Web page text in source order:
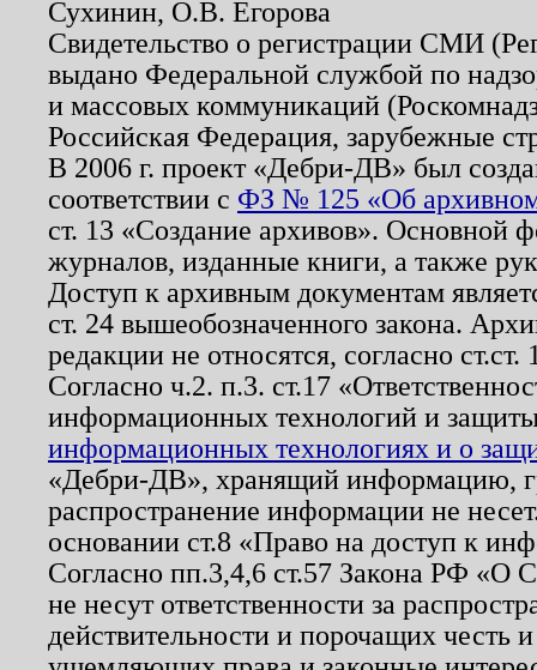
Сухинин, О.В. Егорова
Свидетельство о регистрации СМИ
выдано Федеральной службой по
и массовых коммуникаций
Российская Федерация, зарубежные
В 2006 г. проект «Дебри-ДВ» был
соответствии с ФЗ № 125 «Об
ст. 13 «Создание архивов». Основной
журналов, изданные книги, а также
Доступ к архивным документам
ст. 24 вышеобозначенного закона.
редакции не относятся, согласно
Согласно ч.2. п.3. ст.17
информационных технологий и
информационных технологиях и о
«Дебри-ДВ», хранящий информацию,
распространение информации не
основании ст.8 «Право на доступ к
Согласно пп.3,4,6 ст.57 Закона РФ «О
не несут ответственности за
действительности и порочащих честь